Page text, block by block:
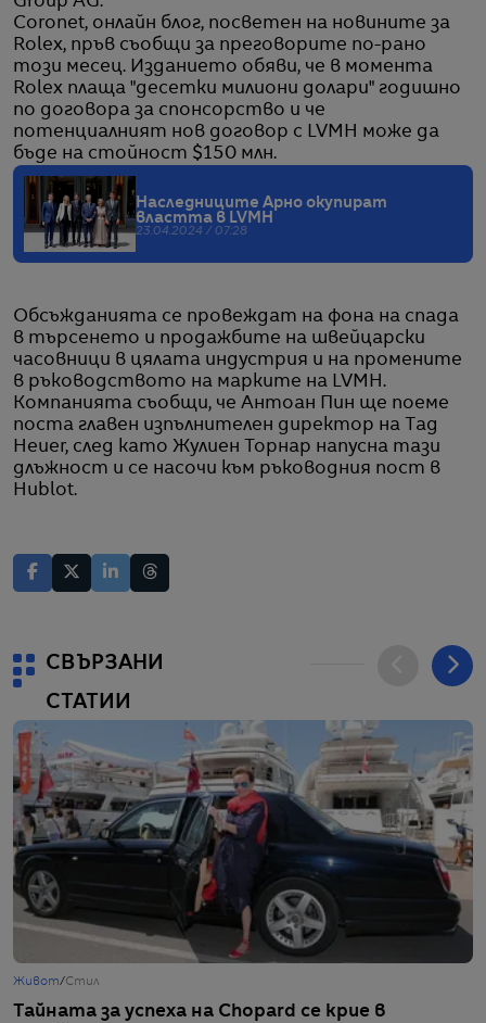
Coronet, онлайн блог, посветен на новините за
Rolex, пръв съобщи за преговорите по-рано
този месец. Изданието обяви, че в момента
Rolex плаща "десетки милиони долари" годишно
по договора за спонсорство и че
потенциалният нов договор с LVMH може да
бъде на стойност $150 млн.
Наследниците Арно окупират
властта в LVMH
23.04.2024 / 07:28
Обсъжданията се провеждат на фона на спада
в търсенето и продажбите на швейцарски
часовници в цялата индустрия и на промените
в ръководството на марките на LVMH.
Компанията съобщи, че Антоан Пин ще поеме
поста главен изпълнителен директор на Tag
Heuer, след като Жулиен Торнар напусна тази
длъжност и се насочи към ръководния пост в
Hublot.
СВЪРЗАНИ
СТАТИИ
Живот/Стил
Тайната за успеха на Chopard се крие в